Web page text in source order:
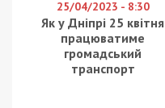
25/04/2023 - 8:30
Як у Дніпрі 25 квітня
працюватиме
громадський
транспорт